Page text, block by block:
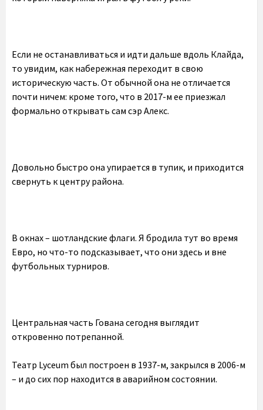
Если не останавливаться и идти дальше вдоль Клайда,
то увидим, как набережная переходит в свою
историческую часть. От обычной она не отличается
почти ничем: кроме того, что в 2017-м ее приезжал
формально открывать сам сэр Алекс.
Довольно быстро она упирается в тупик, и приходится
свернуть к центру района.
В окнах – шотландские флаги. Я бродила тут во время
Евро, но что-то подсказывает, что они здесь и вне
футбольных турниров.
Центральная часть Гована сегодня выглядит
откровенно потрепанной.
Театр Lyceum был построен в 1937-м, закрылся в 2006-м
– и до сих пор находится в аварийном состоянии.